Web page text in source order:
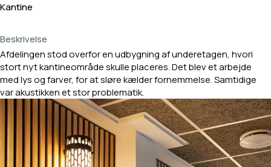
Kantine
Beskrivelse
Afdelingen stod overfor en udbygning af underetagen, hvori
stort nyt kantineområde skulle placeres. Det blev et arbejde
med lys og farver, for at sløre kælder fornemmelse. Samtidige
var akustikken et stor problematik.